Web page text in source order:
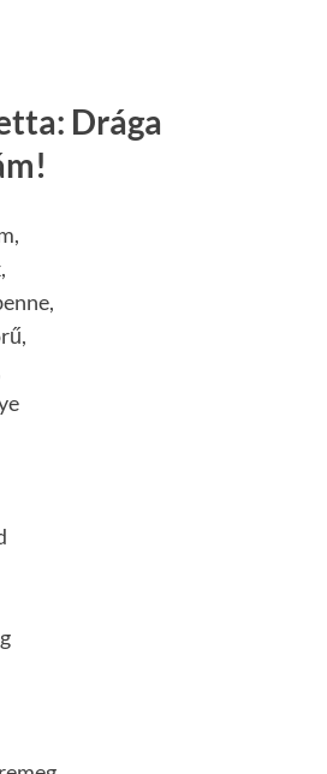
Drága